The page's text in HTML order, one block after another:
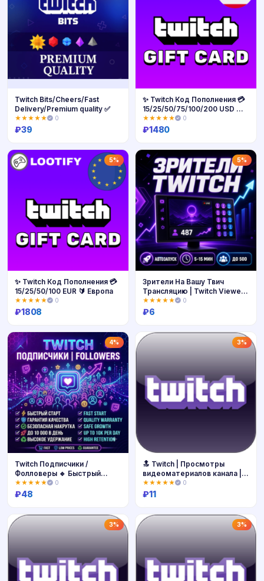
Купить
Twitch Bits/Cheers/Fast
Delivery/Premium quality ✅
★★★★★ 0
₽39
Купить
✨ Twitch Код Пополнения 💳
15/25/50/75/100/200 USD 🔰
США
★★★★★ 0
₽1480
5%
Купить
✨ Twitch Код Пополнения 💳
15/25/50/100 EUR 🔰 Европа
★★★★★ 0
₽1808
5%
Зрители На Вашу Твич
Трансляцию | Twitch Viewers
| Настройка
★★★★★ 0
₽6
4%
Twitch Подписчики /
Фолловеры 🔹 Быстрый
старт
★★★★★ 0
₽48
3%
🔝 Twitch | Просмотры
видеоматериалов канала |
Твич
★★★★★ 0
₽11
3% 3%